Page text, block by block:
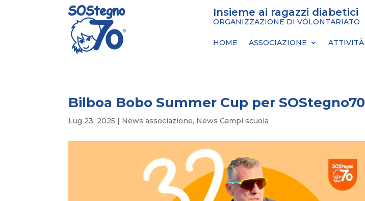
Insieme ai ragazzi diabetici
ORGANIZZAZIONE DI VOLONTARIATO
HOME ASSOCIAZIONE ATTIVITÀ
Bilboa Bobo Summer Cup per SOStegno70
Lug 23, 2025 | News associazione, News Campi scuola